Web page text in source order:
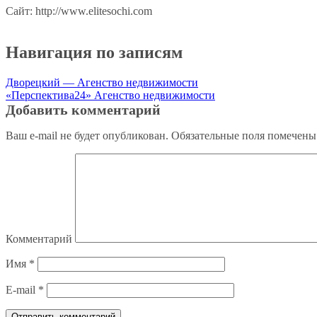
Сайт: http://www.elitesochi.com
Навигация по записям
Дворецкий — Агенство недвижимости
«Перспектива24» Агенство недвижимости
Добавить комментарий
Ваш e-mail не будет опубликован. Обязательные поля
Комментарий
Имя *
E-mail *